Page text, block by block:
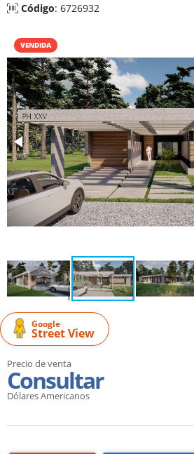
Código: 6726932
VENDIDA
Google
Street View
Precio de venta
Consultar
Dólares Americanos